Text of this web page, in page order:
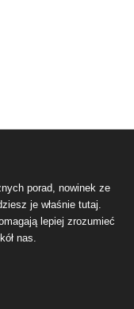
porad, nowinek ze
je właśnie tutaj.
lepiej zrozumieć
nas.